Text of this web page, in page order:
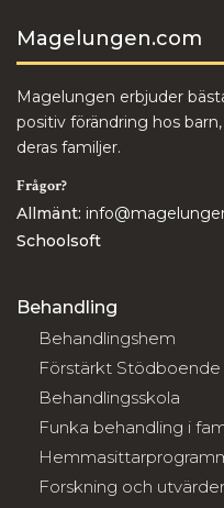
Magelungen.com
Magelungen erbjuder
positiv förändring hos
deras familjer.
Frågor?
Allmänt:
Schoolsoft
Behandling
Behandlingshem
Förstärkt Stödboende
Behandlingsskola
Funka behandling i
Forskning och